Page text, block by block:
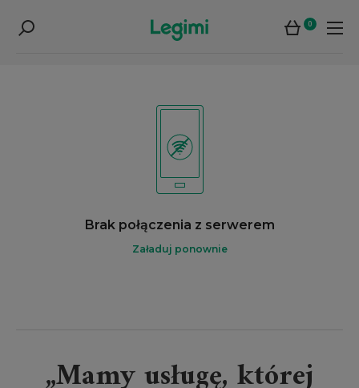
0
Brak połączenia z serwerem
Załaduj ponownie
„Mamy usługę, której